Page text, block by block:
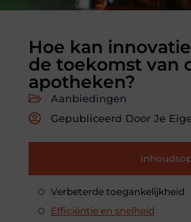
Hoe kan
de toekomst van
apotheken?
Aanbiedingen
Gepubliceerd Door Je
Verbeterde toegankelijkheid
Efficiëntie en snelheid